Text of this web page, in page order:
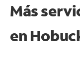
Más
en